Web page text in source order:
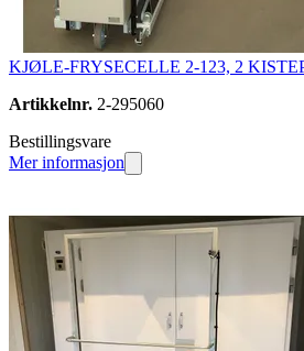
KJØLE-FRYSECELLE 2-123, 2
Artikkelnr. 2-295060
Bestillingsvare
Mer informasjon